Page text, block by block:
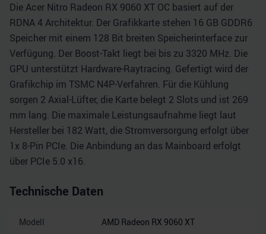
Die Acer Nitro Radeon RX 9060 XT OC basiert auf der
RDNA 4 Architektur. Der Grafikkarte stehen 16 GB GDDR6
Speicher mit einem 128 Bit breiten Speicherinterface zur
Verfügung. Der Boost-Takt liegt bei bis zu 3320 MHz. Die
GPU unterstützt Hardware-Raytracing. Gefertigt wird der
Grafikchip im TSMC N4P-Verfahren. Für die Kühlung
sorgen 2 Axial-Lüfter, die Karte belegt 2 Slots und ist 269
mm lang. Die maximale Leistungsaufnahme liegt laut
Hersteller bei 182 Watt, die Stromversorgung erfolgt über
1x 8-Pin PCIe. Die Anbindung an das Mainboard erfolgt
über PCIe 5.0 x16.
Technische Daten
Modell AMD Radeon RX 9060 XT